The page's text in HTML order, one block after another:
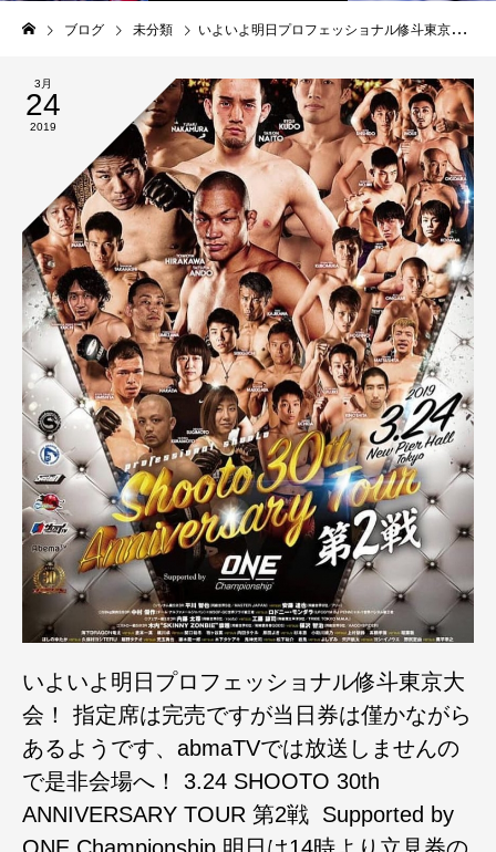
ブログ 未分類 いよいよ明日プロフェッショナル修斗東京大会！ 指定席は完売ですが当日券は僅かながらあるようです、abmaTVでは放送しませんので是非会場へ！ 3.24 ‪SHOOTO 30th ANNIVERSARY TOUR 第2戦 ‬ ‪Supported by ONE Championship‬ 明日は14時より立見券の販売開始！ ◼︎大会概要 ［対戦カード］ ◆メインイベント バンタム級5分3R 平川智也（同級世界3位／MASTER JAPAN）67.2kg→66.4kg→60.9kg vs 安藤達也（同級世界8位／フリー）64.0kg→64.2kg→61.0kg ◆セミファイナル 59kg契約5分3R 中村優作（日本／チーム・アルファメール・ジャパン）61.8kg→61.6kg→58.6kg vs ロドニー・モンダラ（アメリカ・ハワイ／UFCGYM BJ PENN）64.4kg→65.1kg→58.7kg ◆第14試合 フェザー級5分3R 内藤太尊（同級世界10位／roots）72.8kg→71.0kg→65.7kg vs 工藤諒司（同級環太平洋10位／TRIBE TOKYO M.M.A.）70.0kg→69.5kg→65.5kg ◆第13試合 ストロー級5分3R 木内“SKINNY ZONBIE”崇雅（同級世界6位／和術慧舟會GODS）56.7kg→55.6kg→52.0kg vs 楳沢智治（同級世界9位／AACC×SPIDER）56.0kg→55.0kg→52.1kg ◆第12試合 バンタム級5分2R 海下DRAGON竜太（パラエストラTB）66.2kg→65.2kg→61.1kg vs 倉本一真（修斗GYM東京）65.5kg→61.6kg→61.0kg ◆第11試合 フライ級5分2R 梶川 卓（スカーフィスト）63.0kg→61.4kg→56.7kg vs 関口 祐冬（修斗ジム東京）62.6kg→60.7kg→56.5kg ◆第10試合 ストロー級5分2R 牧ヶ谷 篤（和術慧舟會群馬支部）54.2kg→53.6kg→51.7kg vs 内田タケル（パラエストラ松戸）54.9kg→53.9kg→51.9kg ◆第9試合 Woman’s SHOOTO Under50kg インフィニティリーグ2019 女子50kg契約5分2R 原田よき（赤崎道場A-spirit）49.4kg→49.4kg→48.4kg vs 杉本恵（AACC）52.0kg→51.0kg→49.7kg ◆第8試合 フェザー級5分2R 高橋孝徳（同級環太平洋9位／和術慧舟會AKZA）69.5kg→68.5kg→65.5kg vs 稲葉聡（秋本道場JungleJunction）71.8kg→69.2kg→65.6kg ◆第7試合 フェザー級5分2R ほしのゆたか（和術慧舟會HEARTS）71.5kg→70.8kg→65.5kg vs 久保村ヨシTERU（飛翔塾コンドル）68.5kg→68.3kg→65.3kg ◆第6試合 ストロー級5分2R 飯野タテオ（和術慧舟會HEARTS）57.5kg→57.0kg→51.9kg vs 児玉勇也（トイカツ道場／とらの子レスリングクラブ）59.0kg→56.5kg→52.5kg→53.3kg ◆第5試合 フェザー級5分2R 藤木龍一郎（和術慧舟會AKZA）69.1kg→67.1kg→65.2kg vs 木下タケアキ（和術慧舟會HEARTS）69.1kg→65.8kg→65.5kg ◆第4試合 バンタム級5分2R 鬼神光司（ブレイブハート）64.4kg→63.2kg→61.0kg vs 松下祐介（パラエストラTB）66.5kg→65.2kg→61.0kg ◆第3試合 バンタム級5分2R 岩鬼（フリー）66.5kg→65.8kg→61.1kg vs よしずみ（SHOOTO GYM K’zFACTORY）67.1kg→66.4kg→61.2kg ◆第2試合 ライト級5分2R 宍戸航太（SHOOTO GYM K’zFACTORY）74.9kg→73.5kg→69.9kg vs ヨシ・イノウエ（パラエストラTB）74.6kg→74.2kg→69.7kg ◆第1試合 2019年度新人王決定トーナメント1回戦 バンタム級5分2R 野尻 定由（赤崎道場A-SPIRIT）66.6kg→65.1kg→62.3kg vs 奥平 季之（CROW FOREST）61.8kg→61.2kg→60.6kg ［大会名］ プロフェッショナル修斗公式戦 SHOOTO 30th ANNIVERSARY TOUR 第2戦 Supported by ONE Championship ‪［日時］2019年3月24日（日）‬ ［開場］‪15:30‬ ［開始］‪16:00‬ ※オープニングファイトは行いません。 ［会場］東京/ニューピアホール ※ゆりかもめ「竹芝」駅より徒歩1分 ※JR山手線「浜松町」駅より徒歩7分 ※東京メトロ 都営浅草線、都営大江戸線「大門」駅より徒歩7分 ［協力］一般社団法人 ［後援］ONE Championship ［主催］株式会社サステイン ‪ #shooto0324 #shooto #修斗
3月
24
2019
いよいよ明日プロフェッショナル修斗東京大
会！ 指定席は完売ですが当日券は僅かながら
あるようです、abmaTVでは放送しませんの
で是非会場へ！ 3.24 ‪SHOOTO 30th
ANNIVERSARY TOUR 第2戦 ‬ ‪Supported by